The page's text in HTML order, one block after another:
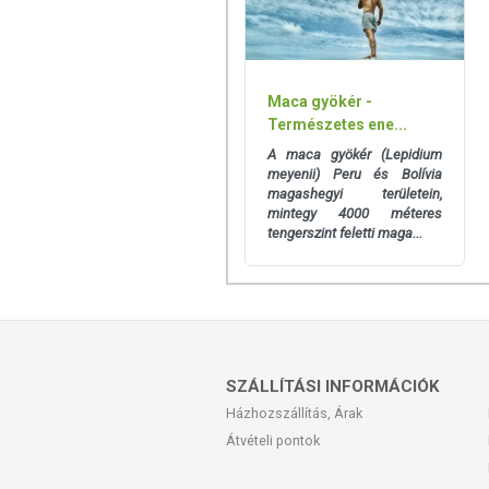
FIGYELMEZTETÉSEK: A termék
fogyasztásra kész termékben.)].
termék fogyasztása nem
1 adag vanília shake tartalmaz:
mg inulin; 320 mg L-karnitin-L-
kivonat - amelyből 53 mg
Az energia-tartalomért lásd a
TOVÁBBI TUDNIVALÓK
Forgalmazza:BioTech USA
Az étrend-kiegészítők az
minősülnek, amelyek a
Maca gyökér -
Természetes ene...
A maca gyökér (Lepidium
meyenii) Peru és Bolívia
magashegyi területein,
mintegy 4000 méteres
tengerszint feletti maga...
SZÁLLÍTÁSI INFORMÁCIÓK
Házhozszállítás, Árak
Átvételi pontok